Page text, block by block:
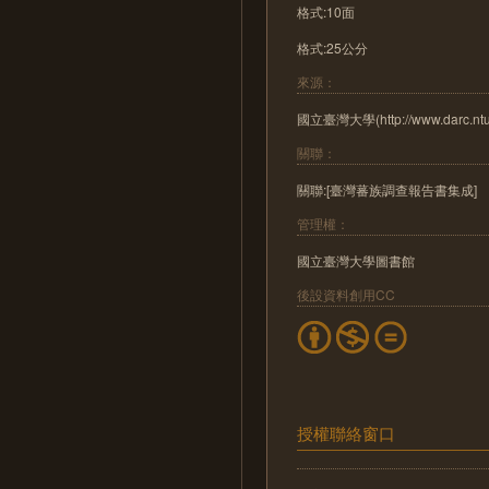
格式:10面
格式:25公分
來源：
國立臺灣大學(http://
關聯：
關聯:[臺灣蕃族調查報告書集成]
管理權：
國立臺灣大學圖書館
後設資料創用CC
授權聯絡窗口